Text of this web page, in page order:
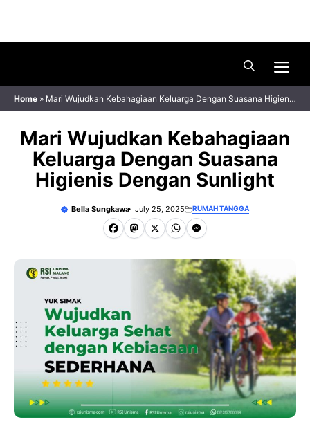
content
Home » Mari Wujudkan Kebahagiaan Keluarga Dengan Suasana Higienis
Mari Wujudkan Kebahagiaan
Keluarga Dengan Suasana
Higienis Dengan Sunlight
Bella Sungkawa July 25, 2025 RUMAH TANGGA
F
a
b
o
o
k
M
a
o
d
o
n
X W
h
a
t
s
A
p
p
M
e
s
s
e
n
g
e
r